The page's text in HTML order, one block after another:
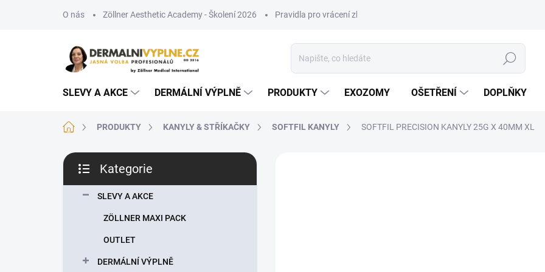
O nás Zöllner Aesthetic Academy - Školení 2026 Pravidla pro vrácení zboží a plateb
Hledat
SLEVY A AKCE DERMÁLNÍ VÝPLNĚ PRODUKTY EXOZOMY OŠETŘENÍ DOPLŇKY
Domů PRODUKTY KANYLY & STŘÍKAČKY SOFTFIL KANYLY SOFTFIL PRECISION KANYLY 25G X 40MM XL
P
s
kategorie
Kategorie
SLEVY A AKCE
ZÖLLNER MAXI PACK
OUTLET
DERMÁLNÍ VÝPLNĚ